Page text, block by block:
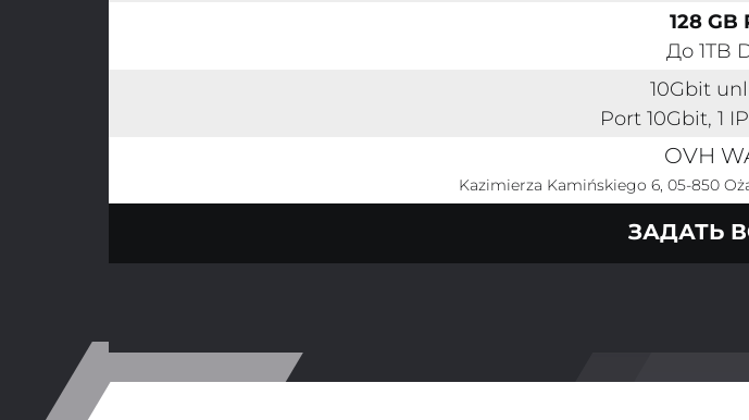
128 GB
До 1TB
10Gbit
Port 10Gbit, 1
OVH
Kazimierza Kamińskiego 6, 05-850
ЗАДАТЬ